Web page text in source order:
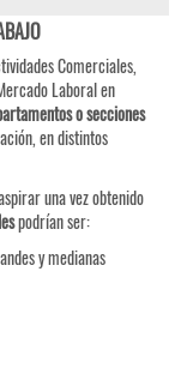
Comerciales,
Laboral en
o secciones
en distintos
una vez obtenido
podrían ser:
y medianas